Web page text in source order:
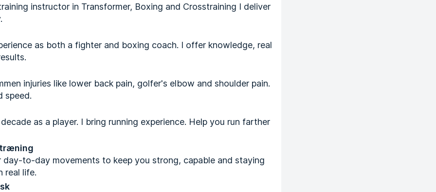
instructor in Transformer, Boxing and Crosstraining I deliver
as both a fighter and boxing coach. I offer knowledge, real
injuries like lower back pain, golfer's elbow and shoulder pain.
speed.
as a player. I bring running experience. Help you run farther
day-to-day movements to keep you strong, capable and staying
real life.